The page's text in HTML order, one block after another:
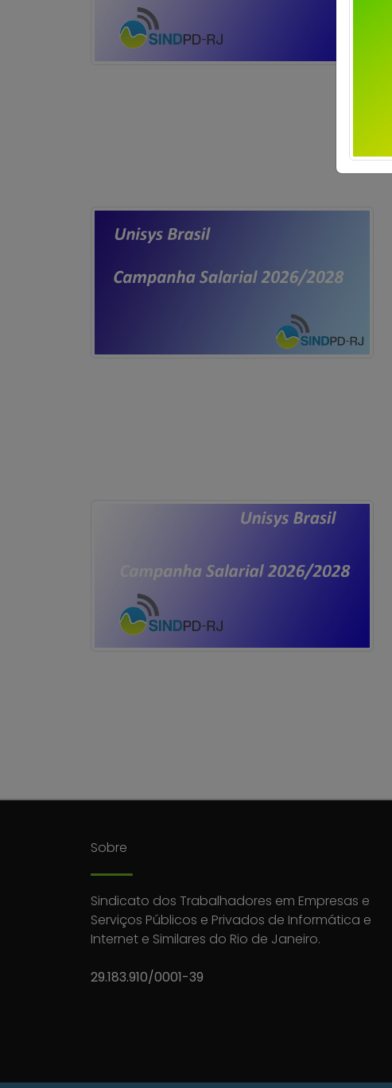
Sobre
Sindicato dos Trabalhadores em Empresas e
Serviços Públicos e Privados de Informática e
Internet e Similares do Rio de Janeiro.
29.183.910/0001-39